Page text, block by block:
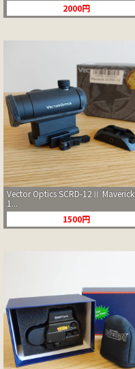
2000円
Vector Optics SCRD-12Ⅱ Maverick
1...
1500円